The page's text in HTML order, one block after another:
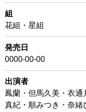
組
花組・星組
発売日
0000-00-00
出演者
鳳蘭・但馬久美・衣
真紀・順みつき・奈